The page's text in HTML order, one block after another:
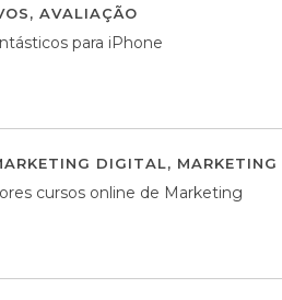
, AVALIAÇÃO
para iPhone
DIGITAL,
cursos online de Marketing